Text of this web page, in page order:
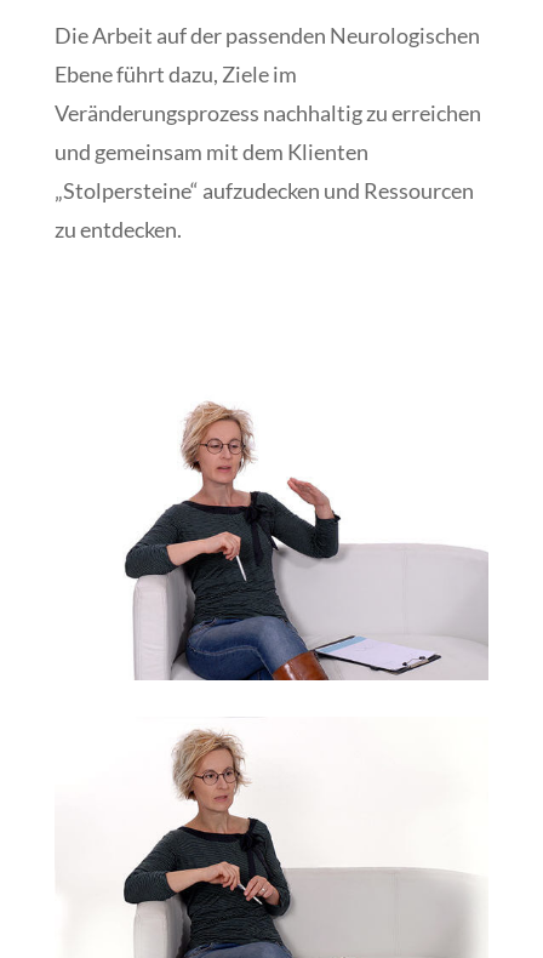
Die Arbeit auf der passenden Neurologischen
Ebene führt dazu, Ziele im
Veränderungsprozess nachhaltig zu erreichen
und gemeinsam mit dem Klienten
„Stolpersteine“ aufzudecken und Ressourcen
zu entdecken.